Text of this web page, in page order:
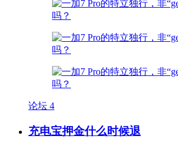
论坛 4
充电宝押金什么时候退